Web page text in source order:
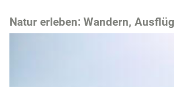
Natur erleben: Wandern,